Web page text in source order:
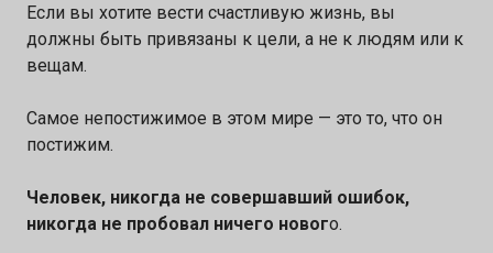
Если вы хотите вести счастливую жизнь, вы
должны быть привязаны к цели, а не к людям или к
вещам.
Самое непостижимое в этом мире — это то, что он
постижим.
Человек, никогда не совершавший ошибок,
никогда не пробовал ничего нового.